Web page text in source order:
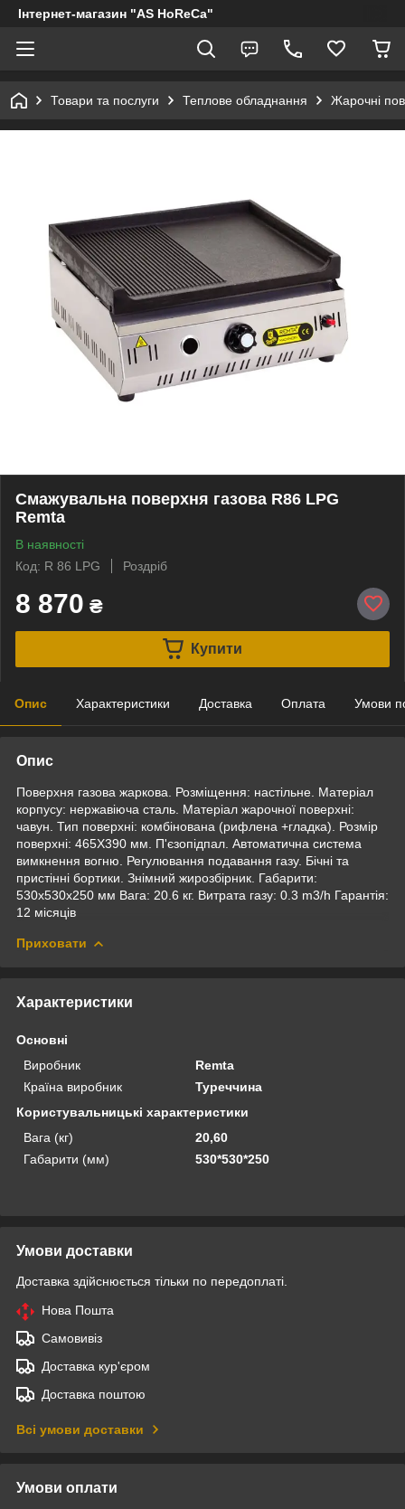
Інтернет-магазин "AS HoReCa"
Товари та послуги Теплове обладнання Жарочні
Смажувальна поверхня газова R86 LPG
Remta
В наявності
Код: R 86 LPG
Роздріб
8 870 ₴
Купити
Опис Характеристики Доставка Оплата Умови
Опис
Поверхня газова жаркова. Розміщення: настільне. Матеріал
корпусу: нержавіюча сталь. Матеріал жарочної поверхні:
чавун. Тип поверхні: комбінована (рифлена +гладка). Розмір
поверхні: 465Х390 мм. П'єзопідпал. Автоматична система
вимкнення вогню. Регулювання подавання газу. Бічні та
пристінні бортики. Знімний жирозбірник. Габарити:
530х530х250 мм Вага: 20.6 кг. Витрата газу: 0.3 m3/h Гарантія:
12 місяців
Приховати
Характеристики
Основні
Виробник
Remta
Країна виробник
Туреччина
Користувальницькі характеристики
Вага (кг)
20,60
Габарити (мм)
530*530*250
Умови доставки
Доставка здійснюється тільки по передоплаті.
Нова Пошта
Самовивіз
Доставка кур'єром
Доставка поштою
Всі умови доставки
Умови оплати